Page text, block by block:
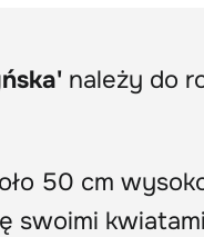
należy do
50 cm
swoimi